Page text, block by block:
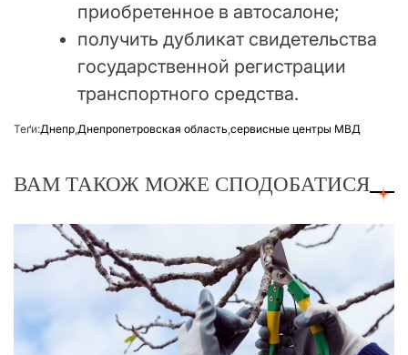
приобретенное в автосалоне;
получить дубликат свидетельства
государственной регистрации
транспортного средства.
Теґи:Днепр,Днепропетровская область,сервисные центры МВД
ВАМ ТАКОЖ МОЖЕ СПОДОБАТИСЯ